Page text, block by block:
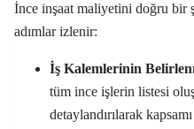
İnce inşaat maliyetini doğru bir
adımlar izlenir:
İş Kalemlerinin
tüm ince işlerin listesi
detaylandırılarak